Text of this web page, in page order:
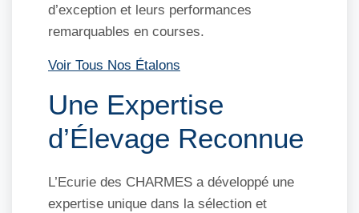
d’exception et leurs performances
remarquables en courses.
Voir Tous Nos Étalons
Une Expertise
d’Élevage Reconnue
L’Ecurie des CHARMES a développé une
expertise unique dans la sélection et